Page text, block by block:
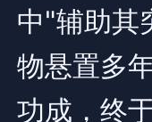
中"辅助其
物悬置多
功成，终